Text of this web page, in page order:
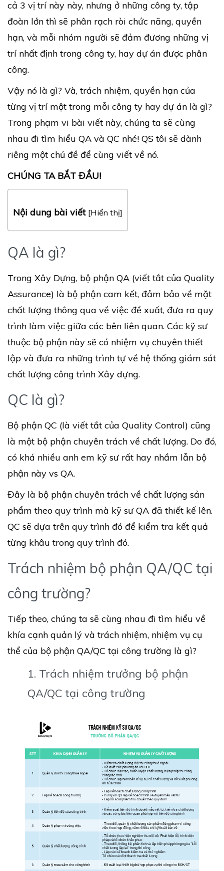
cả 3 vị trí này này, nhưng ở những công ty, tập
đoàn lớn thì sẽ phân rạch ròi chức năng, quyền
hạn, và mỗi nhóm người sẽ đảm đương những vị
trí nhất định trong công ty, hay dự án được phân
công.
Vậy nó là gì? Và, trách nhiệm, quyền hạn của
từng vị trí một trong mỗi công ty hay dự án là gì?
Trong phạm vi bài viết này, chúng ta sẽ cùng
nhau đi tìm hiểu QA và QC nhé! QS tôi sẽ dành
riêng một chủ đề để cùng viết về nó.
CHÚNG TA BẮT ĐẦU!
Nội dung bài viết [Hiển thị]
QA là gì?
Trong Xây Dựng, bộ phận QA (viết tắt của Quality
Assurance) là bộ phận cam kết, đảm bảo về mặt
chất lượng thông qua về việc đề xuất, đưa ra quy
trình làm việc giữa các bên liên quan. Các kỹ sư
thuộc bộ phận này sẽ có nhiệm vụ chuyên thiết
lập và đưa ra những trình tự về hệ thống giám sát
chất lượng công trình Xây dựng.
QC là gì?
Bộ phận QC (là viết tắt của Quality Control) cũng
là một bộ phận chuyên trách về chất lượng. Do đó,
có khá nhiều anh em kỹ sư rất hay nhầm lẫn bộ
phận này vs QA.
Đây là bộ phận chuyên trách về chất lượng sản
phẩm theo quy trình mà kỹ sư QA đã thiết kế lên.
QC sẽ dựa trên quy trình đó để kiểm tra kết quả
từng khâu trong quy trình đó.
Trách nhiệm bộ phận QA/QC tại
công trường?
Tiếp theo, chúng ta sẽ cùng nhau đi tìm hiểu về
khía cạnh quản lý và trách nhiệm, nhiệm vụ cụ
thể của bộ phận QA/QC tại công trường là gì?
1. Trách nhiệm trưởng bộ phận
QA/QC tại công trường